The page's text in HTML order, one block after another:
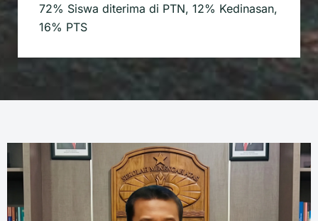
72% Siswa diterima di PTN, 12% Kedinasan,
16% PTS